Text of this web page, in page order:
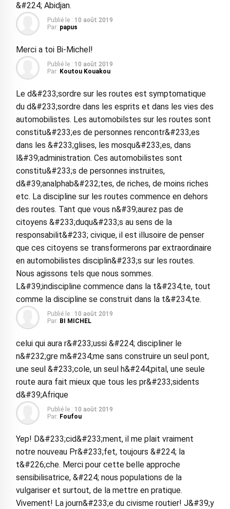
&#224; Abidjan.
Publié le : 10 août 2019
Par: papus
Merci a toi Bi-Michel!
Publié le : 10 août 2019
Par: Koutou Kouakou
Le d&#233;sordre sur les routes est symptomatique
du d&#233;sordre dans les esprits et dans les vies des
automobilistes. Les automobilstes sur les routes sont
constitu&#233;es de personnes rencontr&#233;es
dans les &#233;glises, les mosqu&#233;es, dans
l&#39;administration. Ces automobilistes sont
constitu&#233;s de personnes instruites,
d&#39;analphab&#232;tes, de riches, de moins riches
etc. La discipline sur les routes commence en dehors
des routes. Tant que vous n&#39;aurez pas de
citoyens &#233;duqu&#233;s au sens de la
responsabilit&#233; civique, il est illusoire de penser
que ces citoyens se transformerons par extraordinaire
en automobilistes disciplin&#233;s sur les routes.
Nous agissons tels que nous sommes.
L&#39;indiscipline commence dans la t&#234;te, tout
comme la discipline se construit dans la t&#234;te.
Publié le : 10 août 2019
Par: BI MICHEL
celui qui aura r&#233;ussi &#224; discipliner le
n&#232;gre m&#234;me sans construire un seul pont,
une seul &#233;cole, un seul h&#244;pital, une seule
route aura fait mieux que tous les pr&#233;sidents
d&#39;Afrique
Publié le : 10 août 2019
Par: Foufou
Yep! D&#233;cid&#233;ment, il me plait vraiment
notre nouveau Pr&#233;fet, toujours &#224; la
t&#226;che. Merci pour cette belle approche
sensibilisatrice, &#224; nous populations de la
vulgariser et surtout, de la mettre en pratique.
Vivement! La journ&#233;e du civisme routier! J&#39;y